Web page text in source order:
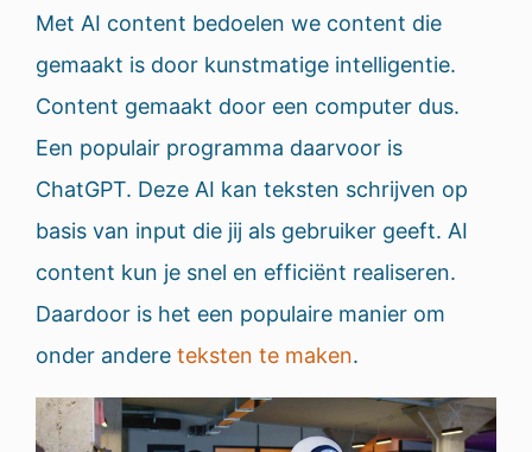
Met AI content bedoelen we content die
gemaakt is door kunstmatige intelligentie.
Content gemaakt door een computer dus.
Een populair programma daarvoor is
ChatGPT. Deze AI kan teksten schrijven op
basis van input die jij als gebruiker geeft. AI
content kun je snel en efficiënt realiseren.
Daardoor is het een populaire manier om
onder andere teksten te maken.